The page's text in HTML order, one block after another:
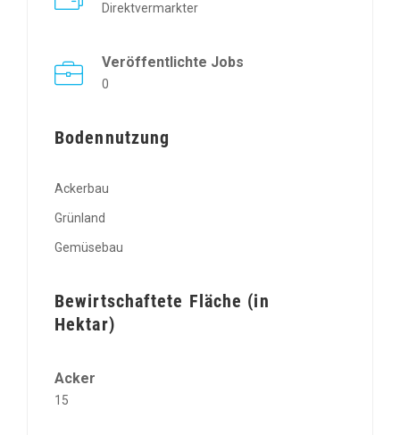
Direktvermarkter
Veröffentlichte Jobs
0
Bodennutzung
Ackerbau
Grünland
Gemüsebau
Bewirtschaftete Fläche (in
Hektar)
Acker
15